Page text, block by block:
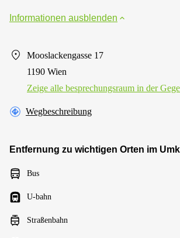
Informationen ausblenden
Mooslackengasse 17
1190 Wien
Zeige alle besprechungsraum in der
Wegbeschreibung
Entfernung zu wichtigen Orten im
Bus
U-bahn
Straßenbahn